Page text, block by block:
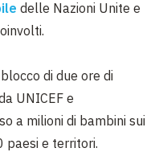
delle Nazioni Unite e
di due ore di
UNICEF e
a milioni di bambini sui
paesi e territori.